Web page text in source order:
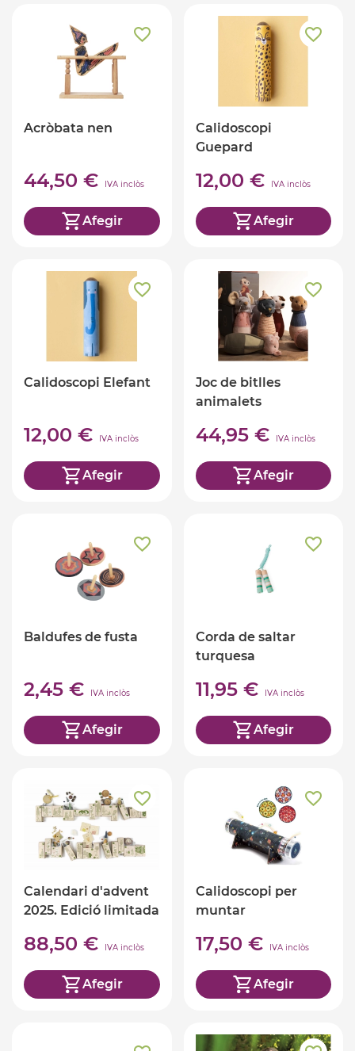
Acròbata nen
44,50 € IVA inclòs
Afegir
Calidoscopi
Guepard
12,00 € IVA inclòs
Afegir
Calidoscopi Elefant
12,00 € IVA inclòs
Afegir
Joc de bitlles
animalets
44,95 € IVA inclòs
Afegir
Baldufes de fusta
2,45 € IVA inclòs
Afegir
Corda de saltar
turquesa
11,95 € IVA inclòs
Afegir
Calendari d'advent
2025. Edició limitada
88,50 € IVA inclòs
Afegir
Calidoscopi per
muntar
17,50 € IVA inclòs
Afegir